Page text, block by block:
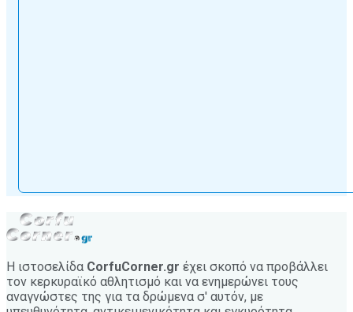
Η ιστοσελίδα CorfuCorner.gr έχει σκοπό να προβάλλει
τον κερκυραϊκό αθλητισμό και να ενημερώνει τους
αναγνώστες της για τα δρώμενα σ' αυτόν, με